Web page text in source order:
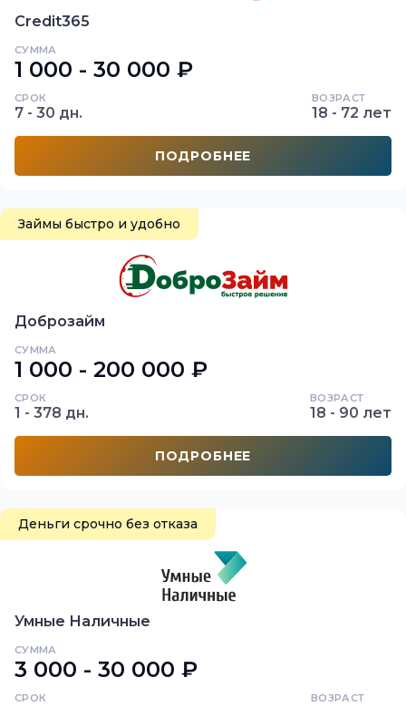
Credit365
СУММА
1 000 - 30 000 ₽
СРОК
7 - 30 дн.
ВОЗРАСТ
18 - 72 лет
ПОДРОБНЕЕ
Займы быстро и удобно
Доброзайм
СУММА
1 000 - 200 000 ₽
СРОК
1 - 378 дн.
ВОЗРАСТ
18 - 90 лет
ПОДРОБНЕЕ
Деньги срочно без отказа
Умные Наличные
СУММА
3 000 - 30 000 ₽
СРОК ВОЗРАСТ